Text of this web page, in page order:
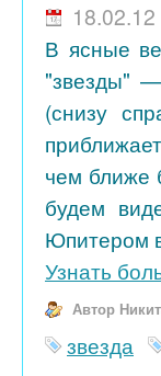
18.02.12
В ясные
"звезды"
(снизу
чем ближе
будем
Юпитером
Узнать
Автор
звезда